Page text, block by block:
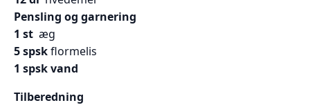
Pensling og garnering
1 st æg
5 spskflormelis
1 spsk vand
Tilberedning